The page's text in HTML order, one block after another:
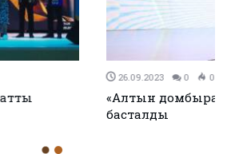
халықаралық күй байқауы